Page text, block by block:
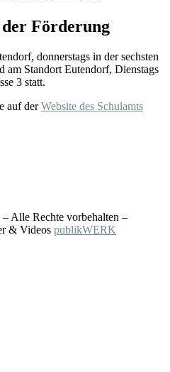
Förderung
donnerstags in der sechsten
am Standort Eutendorf, Dienstags
3 statt.
auf derWebsite des Schulamts
Alle Rechte vorbehalten –
& Videos publikWERK